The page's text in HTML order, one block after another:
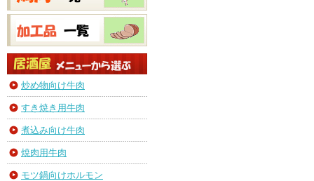
炒め物向け牛肉
すき焼き用牛肉
煮込み向け牛肉
焼肉用牛肉
モツ鍋向けホルモン